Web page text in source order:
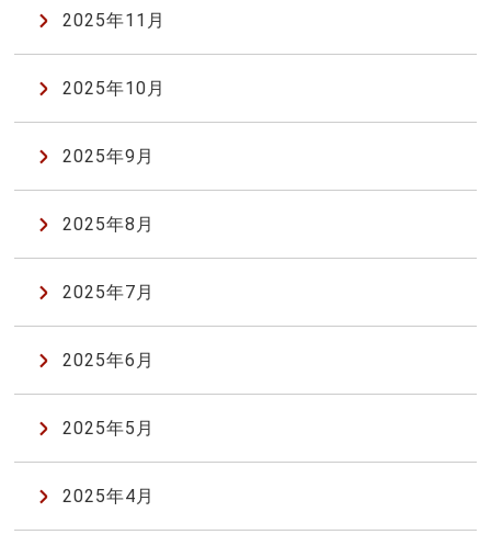
2025年11月
2025年10月
2025年9月
2025年8月
2025年7月
2025年6月
2025年5月
2025年4月